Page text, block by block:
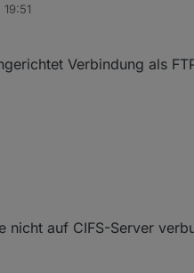
Verbindung als
nicht auf CIFS-Server